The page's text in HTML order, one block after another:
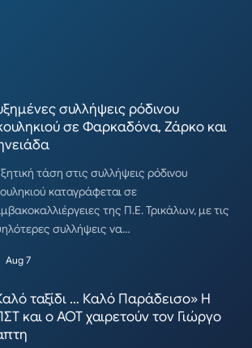
συλλήψεις ρόδινου
σε Φαρκαδόνα, Ζάρκο και
τάση στις συλλήψεις ρόδινου
καταγράφεται σε
της Π.Ε. Τρικάλων, με τις
συλλήψεις να…
Aug 7
ταξίδι … Καλό Παράδεισο» Η
και ο ΑΟΤ χαιρετούν τον Γιώργο